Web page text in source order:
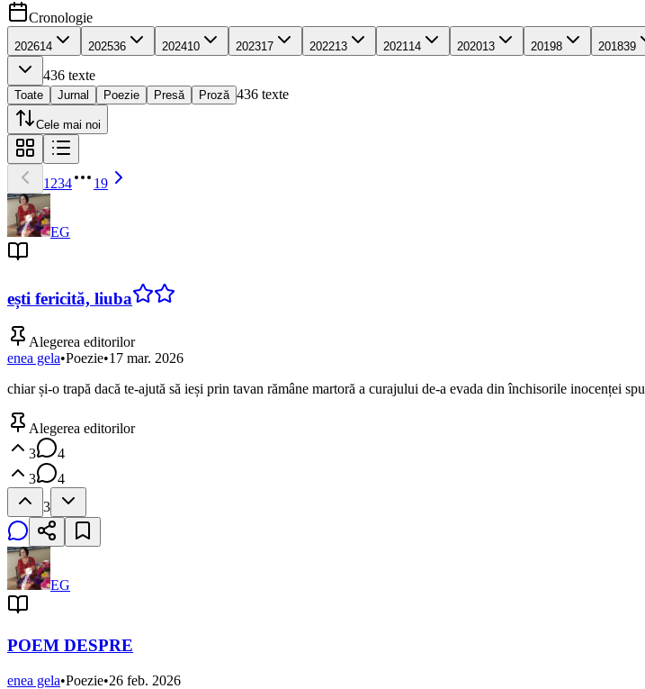
Cronologie
202614 202536 202410 202317 202213 2021 14 202013 20198 201839
436 texte
Toate Jurnal Poezie Presă Proză 436 texte
Cele mai noi
1 234 19
EG
ești fericită, liuba
Alegerea editorilor
enea gela•Poezie•17 mar. 2026
chiar și-o trapă dacă te-ajută să ieși prin tavan rămâne martoră a curajului de-a evada din închisorile inocenței
Alegerea editorilor
3
4
3
4
3
EG
POEM DESPRE
enea gela•Poezie•26 feb. 2026